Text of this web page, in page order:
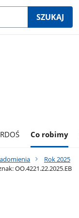
SZUKAJ
Co robimy
Rok 2025
OO.4221.22.2025.EB